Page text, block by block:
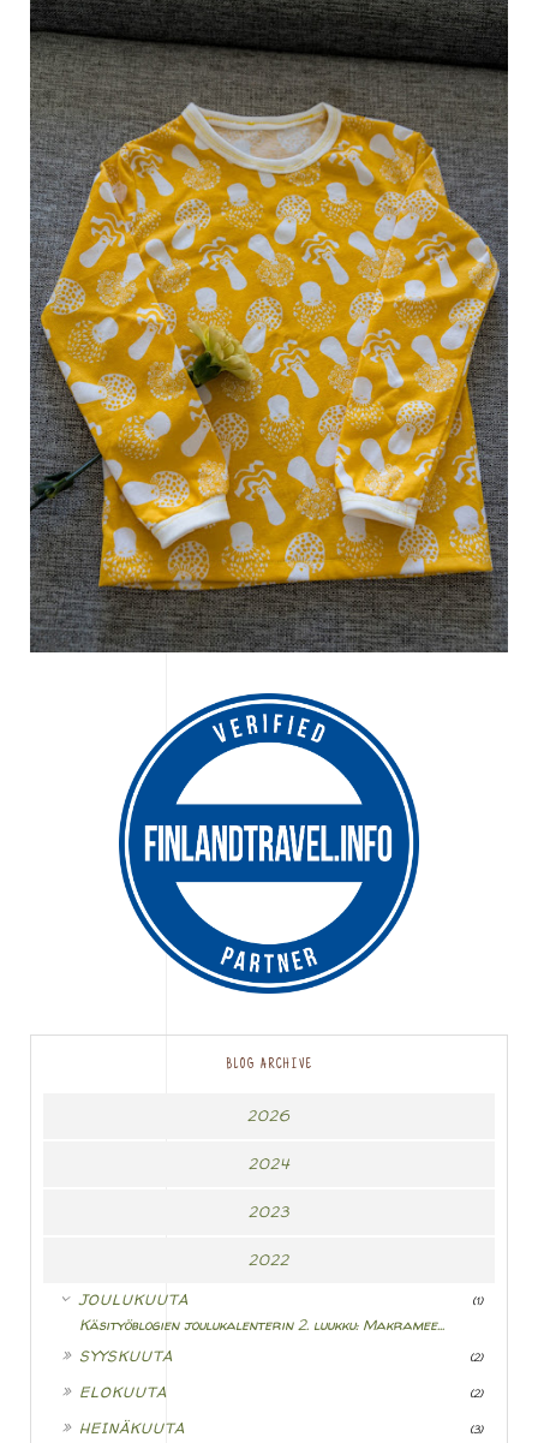
BLOG ARCHIVE
2026
2024
2023
2022
JOULUKUUTA (1)
Käsityöblogien joulukalenterin 2. luukku: Makramee...
SYYSKUUTA (2)
ELOKUUTA (2)
HEINÄKUUTA (3)